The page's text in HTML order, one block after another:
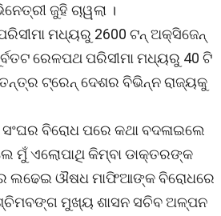
ଜୁହି ଚାୱଲା ।
ମଧ୍ୟରୁ 2600 ଟନ୍ ଅକ୍ସିଜେନ୍
ରେଳପଥ ପରିସୀମା ମଧ୍ୟରୁ 40 ଟି
ଟ୍ରେନ୍ ଦେଶର ବିଭିନ୍ନ ରାଜ୍ୟକୁ
ବିରୋଧ ପରେ କଥା ବଦଳାଇଲେ
ମୁଁ ଏଲୋପାଥି କିମ୍ବା ଡାକ୍ତରଙ୍କ
ଲଢେଇ ଔଷଧ ମାଫିଆଙ୍କ ବିରୋଧରେ
ମୁଖ୍ୟ ଶାସନ ସଚିବ ଅଳ୍ପନ